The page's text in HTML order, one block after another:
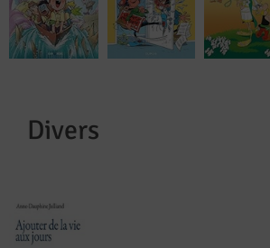
Divers